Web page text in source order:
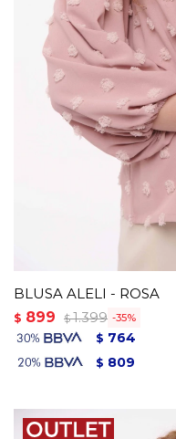
BLUSA ALELI - ROSA
$ 899 $ 1.399 35
$ 764
$ 809